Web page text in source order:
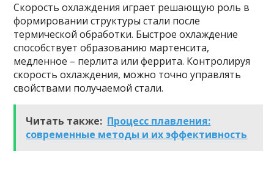
Скорость охлаждения играет решающую роль в
формировании структуры стали после
термической обработки. Быстрое охлаждение
способствует образованию мартенсита,
медленное – перлита или феррита. Контролируя
скорость охлаждения, можно точно управлять
свойствами получаемой стали.
Читать также: Процесс плавления:
современные методы и их эффективность